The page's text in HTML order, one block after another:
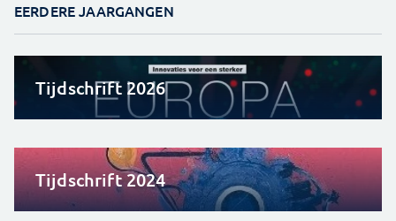
EERDERE JAARGANGEN
Tijdschrift 2026
Tijdschrift 2024